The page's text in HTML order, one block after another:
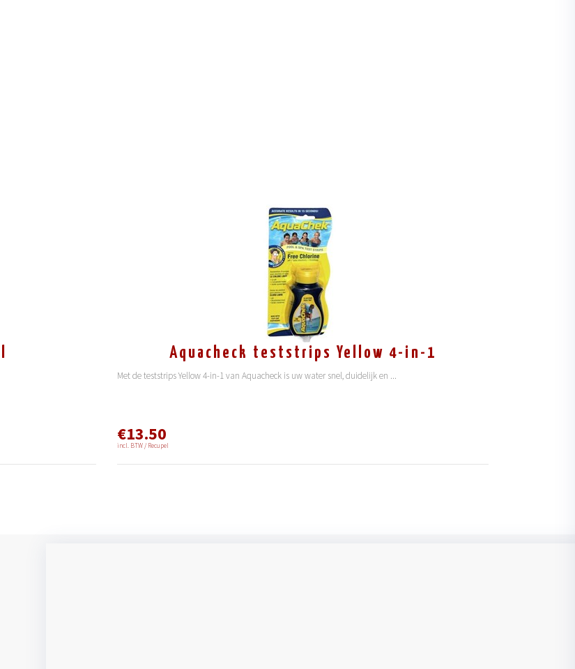
Aquacheck teststrips Yellow 4-in-1
Met de teststrips Yellow 4-in-1 van Aquacheck is uw water snel, duidelijk en ...
€13.50
incl. BTW / Recupel